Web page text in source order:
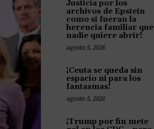
Justicia por los
archivos de Epstein
como si fueran la
herencia familiar que
nadie quiere abrir!
agosto 5, 2026
¡Ceuta se queda sin
espacio ni para los
fantasmas!
agosto 5, 2026
¡Trump por fin mete